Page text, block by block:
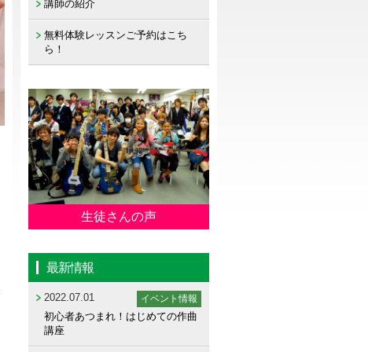
講師の紹介
無料体験レッスンご予約はこち
ら！
生徒さんの声
最新情報
2022.07.01 イベント情報
初心者あつまれ！はじめての作曲
講座